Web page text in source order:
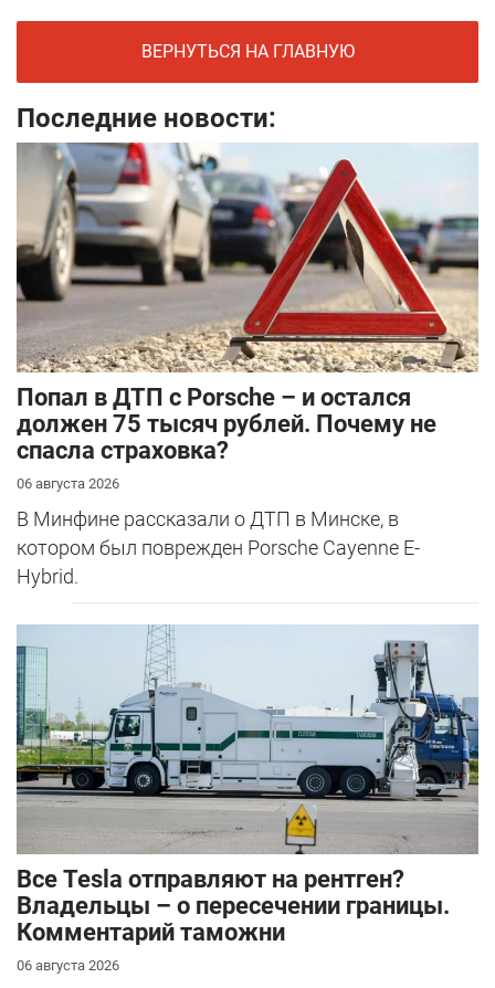
ВЕРНУТЬСЯ НА ГЛАВНУЮ
Последние новости:
​Попал в ДТП с Porsche – и остался
должен 75 тысяч рублей. Почему не
спасла страховка?
06 августа 2026
В Минфине рассказали о ДТП в Минске, в
котором был поврежден Porsche Cayenne E-
Hybrid.
Все Tesla отправляют на рентген?
Владельцы – о пересечении границы.
Комментарий таможни
06 августа 2026